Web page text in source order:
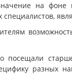
на фоне
посещали
разных